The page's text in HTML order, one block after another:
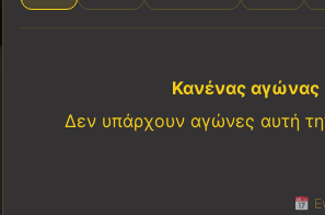
Κανένας αγώνας
Δεν υπάρχουν αγώνες αυτή